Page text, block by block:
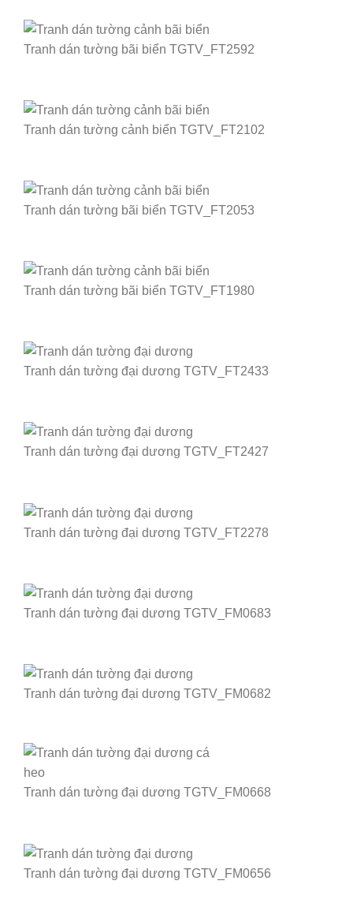
Tranh dán tường bãi biển TGTV_FT2592
Tranh dán tường cảnh biển TGTV_FT2102
Tranh dán tường bãi biển TGTV_FT2053
Tranh dán tường bãi biển TGTV_FT1980
Tranh dán tường đại dương TGTV_FT2433
Tranh dán tường đại dương TGTV_FT2427
Tranh dán tường đại dương TGTV_FT2278
Tranh dán tường đại dương TGTV_FM0683
Tranh dán tường đại dương TGTV_FM0682
Tranh dán tường đại dương TGTV_FM0668
Tranh dán tường đại dương TGTV_FM0656